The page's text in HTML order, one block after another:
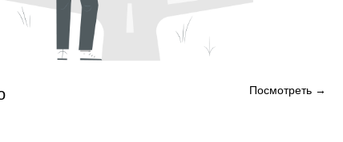
Посмотреть →